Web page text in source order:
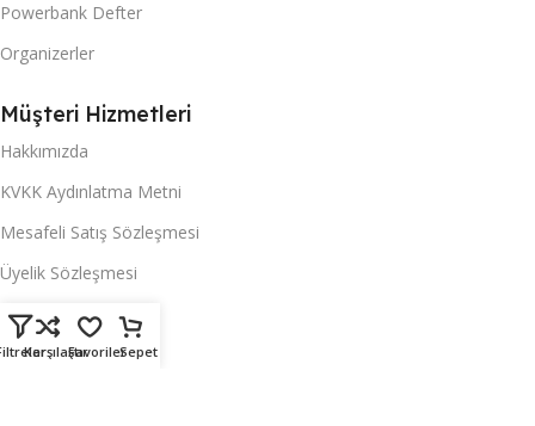
Powerbank Defter
Organizerler
Müşteri Hizmetleri
Hakkımızda
KVKK Aydınlatma Metni
Mesafeli Satış Sözleşmesi
Üyelik Sözleşmesi
İptal İade Şartları
Gizlilik Sözleşmesi
KarşılaştırFavorilerSepet